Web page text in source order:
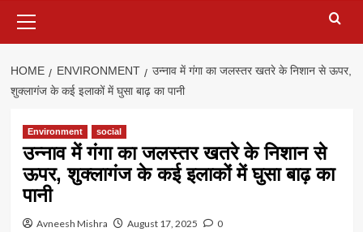
Menu
HOME ENVIRONMENT
उन्नाव में गंगा का जलस्तर खतरे के निशान से ऊपर,
शुक्लागंज के कई इलाकों में घुसा बाढ़ का पानी
Environment social
उन्नाव में गंगा का जलस्तर खतरे के निशान से
ऊपर, शुक्लागंज के कई इलाकों में घुसा बाढ़ का
पानी
Avneesh Mishra August 17, 2025 0